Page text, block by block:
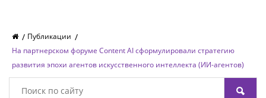
Публикации
На партнерском форуме Content AI сформулировали стратегию
развития эпохи агентов искусственного интеллекта (ИИ-агентов)